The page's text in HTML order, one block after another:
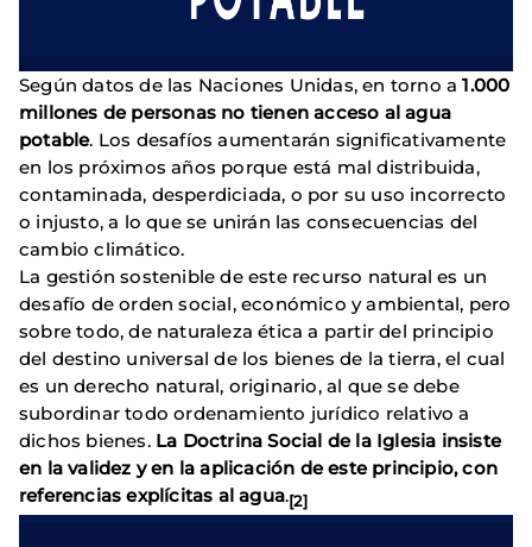
Según datos de las Naciones Unidas, en torno a1.000
millones de personas no tienen acceso al agua
potable. Los desafíos aumentarán significativamente
en los próximos años porque está mal distribuida,
contaminada, desperdiciada, o por su uso incorrecto
o injusto, a lo que se unirán las consecuencias del
cambio climático.
La gestión sostenible de este recurso natural es un
desafío de orden social, económico y ambiental, pero
sobre todo, de naturaleza ética a partir del principio
del destino universal de los bienes de la tierra, el cual
es un derecho natural, originario, al que se debe
subordinar todo ordenamiento jurídico relativo a
dichos bienes. La Doctrina Social de la Iglesia insiste
en la validez y en la aplicación de este principio, con
referencias explícitas al agua. [2]